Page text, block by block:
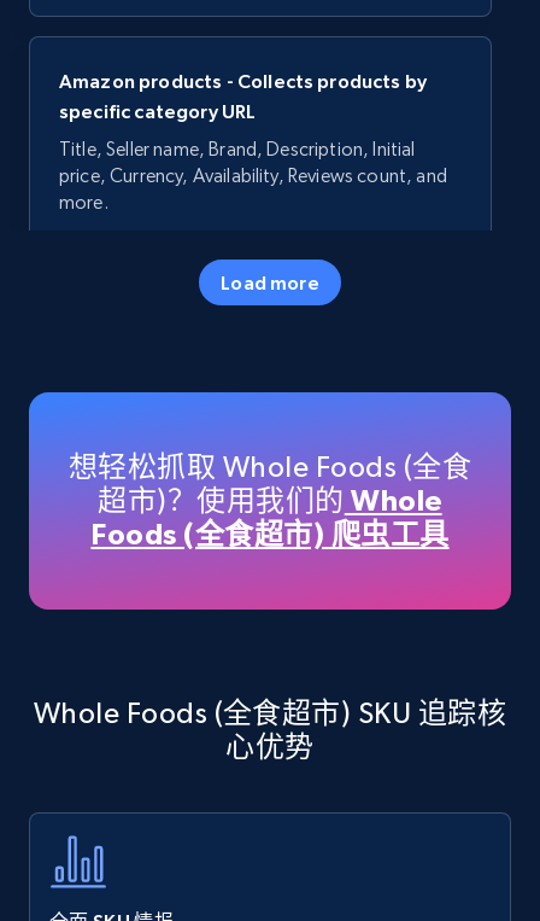
Amazon products - Collects products by
specific category URL
Title, Seller name, Brand, Description, Initial
price, Currency, Availability, Reviews count, and
more.
5.7K+
Title, Seller name, Brand, Description, Initial
price, Currency, Availability, Reviews count, and
more.
upc numbers
Title, Seller name, Brand, Description, Initial
more.
35.3K+
Load more
想轻松抓取 Whole Foods (全食
超市)？使用我们的 Whole
Foods (全食超市) 爬虫工具
Whole Foods (全食超市) SKU 追踪核
心优势